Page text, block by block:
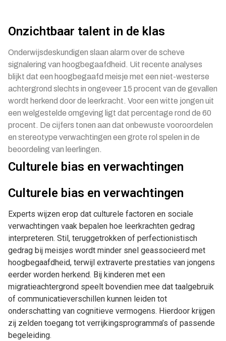
Onzichtbaar talent in de klas
Onderwijsdeskundigen slaan alarm over de scheve
signalering van hoogbegaafdheid. Uit recente analyses
blijkt dat een hoogbegaafd meisje met een niet-westerse
achtergrond slechts in ongeveer 15 procent van de gevallen
wordt herkend door de leerkracht. Voor een witte jongen uit
een welgestelde omgeving ligt dat percentage rond de 60
procent. De cijfers tonen aan dat onbewuste vooroordelen
en stereotype verwachtingen een grote rol spelen in de
beoordeling van leerlingen.
Culturele bias en verwachtingen
Culturele bias en verwachtingen
Experts wijzen erop dat culturele factoren en sociale
verwachtingen vaak bepalen hoe leerkrachten gedrag
interpreteren. Stil, teruggetrokken of perfectionistisch
gedrag bij meisjes wordt minder snel geassocieerd met
hoogbegaafdheid, terwijl extraverte prestaties van jongens
eerder worden herkend. Bij kinderen met een
migratieachtergrond speelt bovendien mee dat taalgebruik
of communicatieverschillen kunnen leiden tot
onderschatting van cognitieve vermogens. Hierdoor krijgen
zij zelden toegang tot verrijkingsprogramma’s of passende
begeleiding.